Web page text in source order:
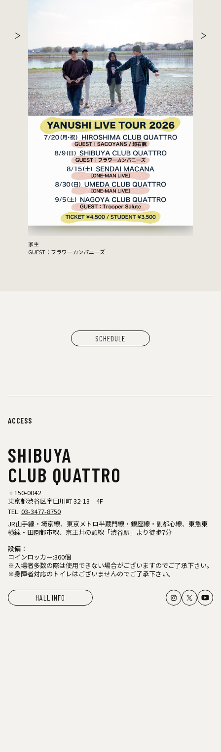
BOY presents "KID" 12
SCHEDULE
ACCESS
SHIBUYA
CLUB QUATTRO
〒150-0042
東京都渋谷区宇田川町 32-13 4F
TEL: 03-3477-8750
JR山手線・埼京線、東京メトロ半蔵門線・銀座線・副都心線、東急東
横線・田園都市線、京王井の頭線「渋谷駅」より徒歩7分
設備：
コインロッカー:360個
※入場者多数の際は使用できない場合がございますのでご了承下さい。
※身障者対応のトイレはございませんのでご了承下さい。
HALL INFO